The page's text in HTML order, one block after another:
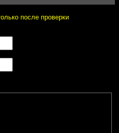
после проверки